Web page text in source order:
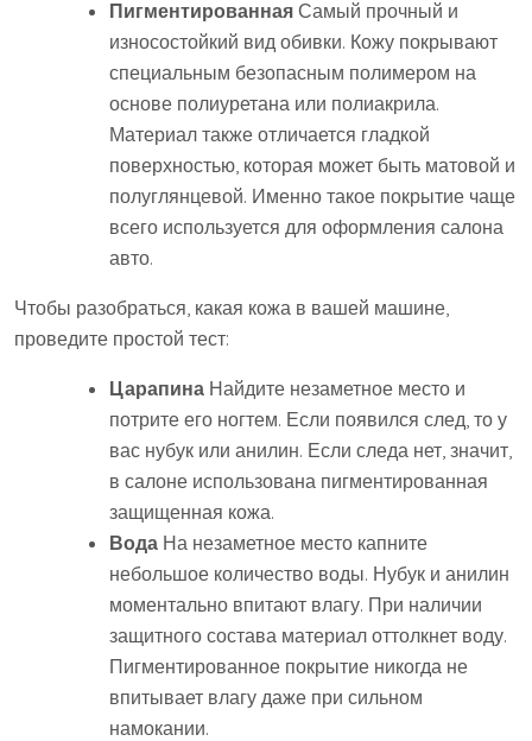
Пигментированная Самый прочный и
износостойкий вид обивки. Кожу покрывают
специальным безопасным полимером на
основе полиуретана или полиакрила.
Материал также отличается гладкой
поверхностью, которая может быть матовой и
полуглянцевой. Именно такое покрытие чаще
всего используется для оформления салона
авто.
Чтобы разобраться, какая кожа в вашей машине,
проведите простой тест:
Царапина Найдите незаметное место и
потрите его ногтем. Если появился след, то у
вас нубук или анилин. Если следа нет, значит,
в салоне использована пигментированная
защищенная кожа.
Вода На незаметное место капните
небольшое количество воды. Нубук и анилин
моментально впитают влагу. При наличии
защитного состава материал оттолкнет воду.
Пигментированное покрытие никогда не
впитывает влагу даже при сильном
намокании.